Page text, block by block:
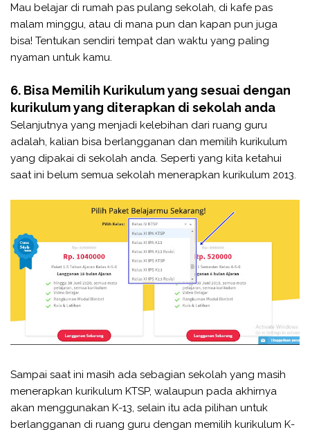
Mau belajar di rumah pas pulang sekolah, di kafe pas
malam minggu, atau di mana pun dan kapan pun juga
bisa! Tentukan sendiri tempat dan waktu yang paling
nyaman untuk kamu.
6. Bisa Memilih Kurikulum yang sesuai dengan
kurikulum yang diterapkan di sekolah anda
Selanjutnya yang menjadi kelebihan dari ruang guru
adalah, kalian bisa berlangganan dan memilih kurikulum
yang dipakai di sekolah anda. Seperti yang kita ketahui
saat ini belum semua sekolah menerapkan kurikulum 2013.
Sampai saat ini masih ada sebagian sekolah yang masih
menerapkan kurikulum KTSP, walaupun pada akhirnya
akan menggunakan K-13, selain itu ada pilihan untuk
berlangganan di ruang guru dengan memilih kurikulum K-